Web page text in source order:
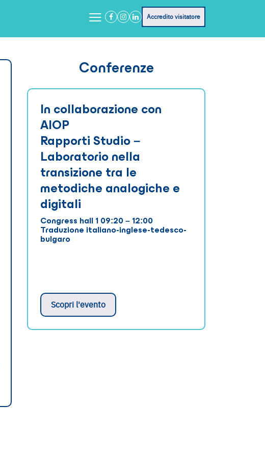
Accredito visitatore
Conferenze
In collaborazione con
AIOP
Rapporti Studio –
Laboratorio nella
transizione tra le
metodiche analogiche e
digitali
Congress hall 1 09:20 – 12:00
Traduzione italiano-inglese-tedesco-
bulgaro
Scopri l'evento